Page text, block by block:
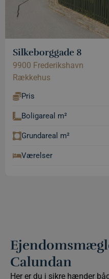
Silkeborggade 8
9900 Frederikshavn
Rækkehus
Pris
Boligareal m²
Grundareal m²
Værelser
Calundan
Her er du i sikre hænder